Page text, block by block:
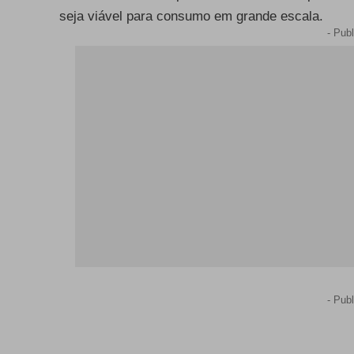
seja viável para consumo em grande escala.
-
-